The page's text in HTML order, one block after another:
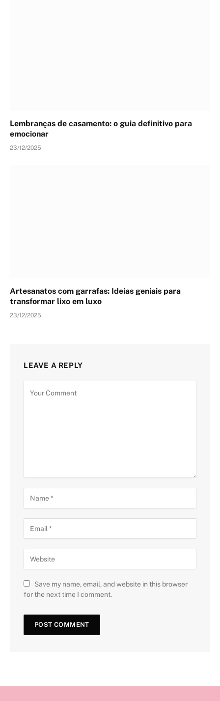
Lembranças de casamento: o guia definitivo para
emocionar
23/12/2025
Artesanatos com garrafas: Ideias geniais para
transformar lixo em luxo
23/12/2025
LEAVE A REPLY
Save my name, email, and website in this browser
for the next time I comment.